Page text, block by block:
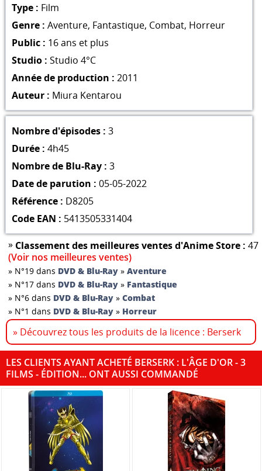
Type : Film
Genre : Aventure, Fantastique, Combat, Horreur
Public : 16 ans et plus
Studio : Studio 4°C
Année de production : 2011
Auteur : Miura Kentarou
Nombre d'épisodes : 3
Durée : 4h45
Nombre de Blu-Ray : 3
Date de parution : 05-05-2022
Référence : D8205
Code EAN : 5413505331404
» Classement des meilleures ventes d'Anime Store : 47
(Voir nos meilleures ventes)
» N°19 dans DVD & Blu-Ray »Aventure
» N°17 dans DVD & Blu-Ray » Fantastique
» N°6 dans DVD & Blu-Ray »Combat
» N°1 dans DVD & Blu-Ray » Horreur
» Découvrez tous les produits de la licence : Berserk
LES CLIENTS AYANT ACHETÉ BERSERK : L'ÂGE D'OR - 3
FILMS - ÉDITION... ONT AUSSI COMMANDÉ